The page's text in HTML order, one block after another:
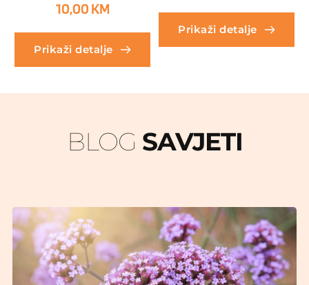
10,00 KM
Prikaži detalje
Prikaži detalje
BLOG SAVJETI